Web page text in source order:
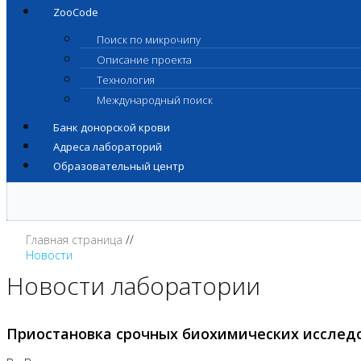
ZooCode
Поиск по микрочипу
Описание проекта
Технология
Международный поиск
Банк донорской крови
Адреса лабораторий
Образовательный центр
Главная страница
Новости
Новости лаборатории
Приостановка срочных биохимических